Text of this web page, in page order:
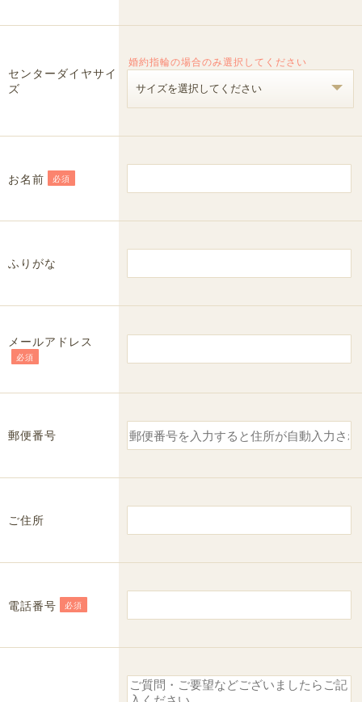
センターダイヤサイ
ズ
婚約指輪の場合のみ選択してください
お名前 必須
ふりがな
メールアドレス
必須
郵便番号
ご住所
電話番号 必須